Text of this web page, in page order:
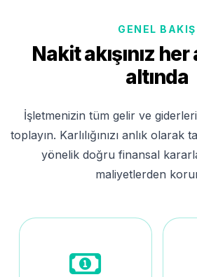
GENEL BAKIŞ
Nakit akışınız
altında
İşletmenizin tüm gelir ve
toplayın. Karlılığınızı anlık
yönelik doğru finansal
maliyetlerden